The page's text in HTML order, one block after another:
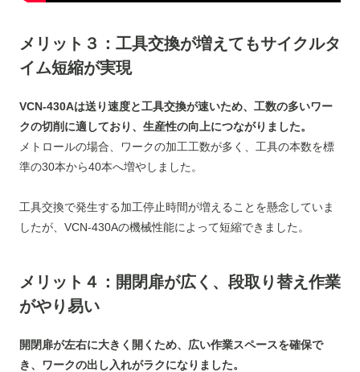
メリット３： 工具交換が増えてもサイクルタ
イム短縮が実現
VCN-430Aは送り速度と工具交換が速いため、工数の多いワー
クの切削に適しており、生産性の向上につながりました。
メトロールの場合、ワークの加工工数が多く、工具の本数を標
準の30本から40本へ増やしました。
工具交換で発生する加工停止時間が増えることを懸念していま
したが、VCN-430Aの機械性能によって短縮できました。
メリット４： 開閉扉が広く、段取り替え作業
がやり易い
開閉扉が左右に大きく開くため、広い作業スペースを確保で
き、ワークの出し入れがラクになりました。